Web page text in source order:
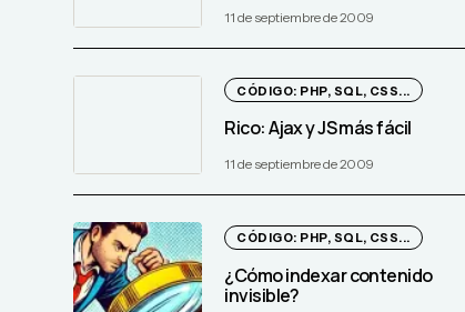
11 de septiembre de 2009
CÓDIGO: PHP, SQL, CSS...
Rico: Ajax y JS más fácil
11 de septiembre de 2009
CÓDIGO: PHP, SQL, CSS...
¿Cómo indexar contenido
invisible?